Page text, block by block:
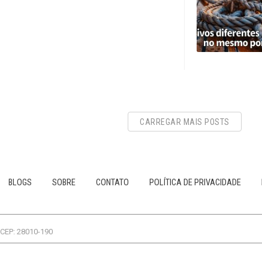
CARREGAR MAIS POSTS
BLOGS SOBRE CONTATO POLÍTICA DE PRIVACIDADE
CEP: 28010-190